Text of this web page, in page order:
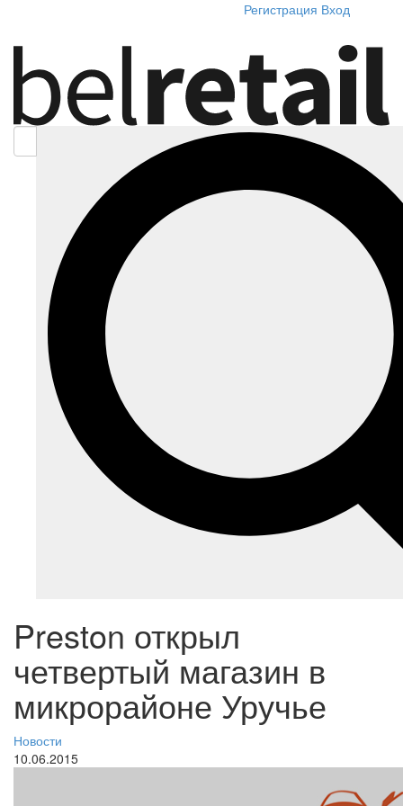
Регистрация Вход
Preston открыл
четвертый магазин в
микрорайоне Уручье
Новости
10.06.2015